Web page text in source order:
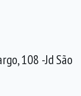
108 -Jd São